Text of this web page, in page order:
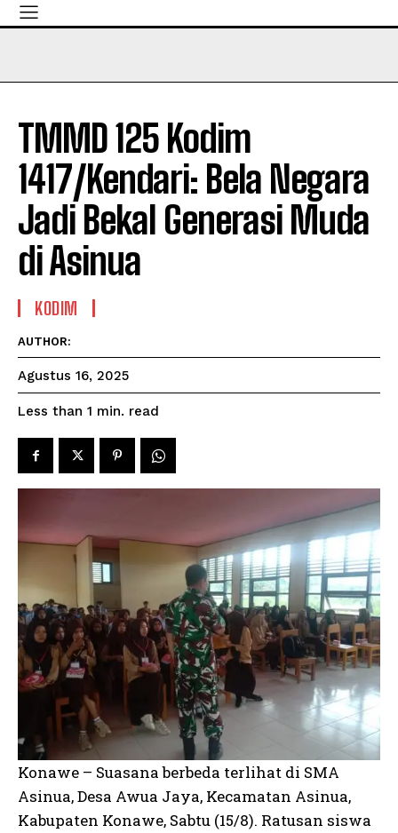
TMMD 125 Kodim
1417/Kendari: Bela Negara
Jadi Bekal Generasi Muda
di Asinua
KODIM
AUTHOR:
Agustus 16, 2025
Less than 1 min. read
Konawe – Suasana berbeda terlihat di SMA
Asinua, Desa Awua Jaya, Kecamatan Asinua,
Kabupaten Konawe, Sabtu (15/8). Ratusan siswa